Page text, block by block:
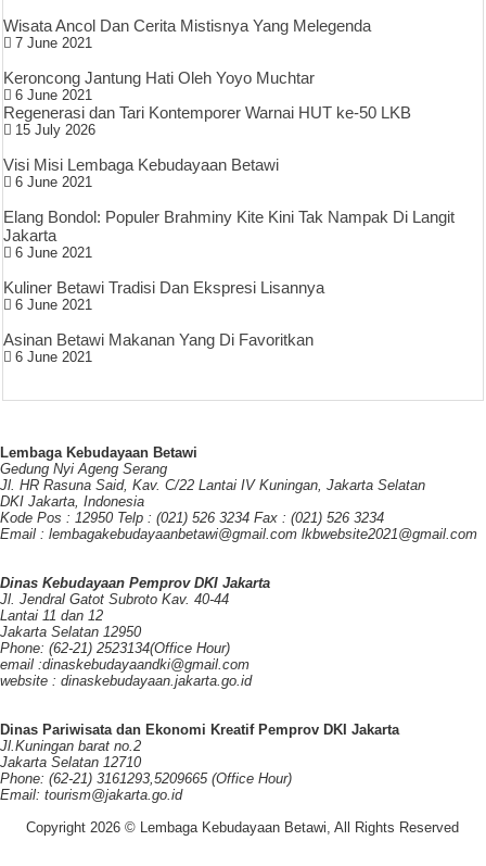
Wisata Ancol Dan Cerita Mistisnya Yang Melegenda
7 June 2021
Keroncong Jantung Hati Oleh Yoyo Muchtar
6 June 2021
Regenerasi dan Tari Kontemporer Warnai HUT ke-50 LKB
15 July 2026
Visi Misi Lembaga Kebudayaan Betawi
6 June 2021
Elang Bondol: Populer Brahminy Kite Kini Tak Nampak Di Langit
Jakarta
6 June 2021
Kuliner Betawi Tradisi Dan Ekspresi Lisannya
6 June 2021
Asinan Betawi Makanan Yang Di Favoritkan
6 June 2021
Lembaga Kebudayaan Betawi
Gedung Nyi Ageng Serang
Jl. HR Rasuna Said, Kav. C/22 Lantai IV Kuningan, Jakarta Selatan
DKI Jakarta, Indonesia
Kode Pos : 12950 Telp : (021) 526 3234 Fax : (021) 526 3234
Email : lembagakebudayaanbetawi@gmail.com lkbwebsite2021@gmail.com
Dinas Kebudayaan Pemprov DKI Jakarta
Jl. Jendral Gatot Subroto Kav. 40-44
Lantai 11 dan 12
Jakarta Selatan 12950
Phone: (62-21) 2523134(Office Hour)
email :dinaskebudayaandki@gmail.com
website : dinaskebudayaan.jakarta.go.id
Dinas Pariwisata dan Ekonomi Kreatif Pemprov DKI Jakarta
Jl.Kuningan barat no.2
Jakarta Selatan 12710
Phone: (62-21) 3161293,5209665 (Office Hour)
Email: tourism@jakarta.go.id
Copyright 2026 © Lembaga Kebudayaan Betawi, All Rights Reserved